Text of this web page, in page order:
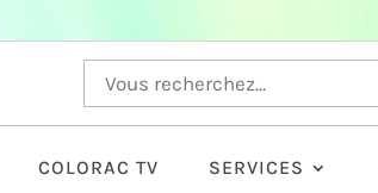
COLORAC TV SERVICES